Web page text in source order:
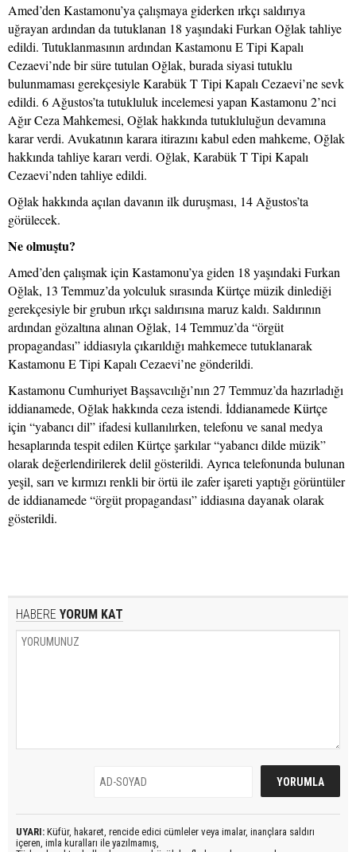
Amed’den Kastamonu’ya çalışmaya giderken ırkçı saldırıya
uğrayan ardından da tutuklanan 18 yaşındaki Furkan Oğlak tahliye
edildi. Tutuklanmasının ardından Kastamonu E Tipi Kapalı
Cezaevi’nde bir süre tutulan Oğlak, burada siyasi tutuklu
bulunmaması gerekçesiyle Karabük T Tipi Kapalı Cezaevi’ne sevk
edildi. 6 Ağustos’ta tutukluluk incelemesi yapan Kastamonu 2’nci
Ağır Ceza Mahkemesi, Oğlak hakkında tutukluluğun devamına
karar verdi. Avukatının karara itirazını kabul eden mahkeme, Oğlak
hakkında tahliye kararı verdi. Oğlak, Karabük T Tipi Kapalı
Cezaevi’nden tahliye edildi.
Oğlak hakkında açılan davanın ilk duruşması, 14 Ağustos’ta
görülecek.
Ne olmuştu?
Amed’den çalışmak için Kastamonu’ya giden 18 yaşındaki Furkan
Oğlak, 13 Temmuz’da yolculuk sırasında Kürtçe müzik dinlediği
gerekçesiyle bir grubun ırkçı saldırısına maruz kaldı. Saldırının
ardından gözaltına alınan Oğlak, 14 Temmuz’da “örgüt
propagandası” iddiasıyla çıkarıldığı mahkemece tutuklanarak
Kastamonu E Tipi Kapalı Cezaevi’ne gönderildi.
Kastamonu Cumhuriyet Başsavcılığı’nın 27 Temmuz’da hazırladığı
iddianamede, Oğlak hakkında ceza istendi. İddianamede Kürtçe
için “yabancı dil” ifadesi kullanılırken, telefonu ve sanal medya
hesaplarında tespit edilen Kürtçe şarkılar “yabancı dilde müzik”
olarak değerlendirilerek delil gösterildi. Ayrıca telefonunda bulunan
yeşil, sarı ve kırmızı renkli bir örtü ile zafer işareti yaptığı görüntüler
de iddianamede “örgüt propagandası” iddiasına dayanak olarak
gösterildi.
HABERE YORUM KAT
UYARI: Küfür, hakaret, rencide edici cümleler veya imalar, inançlara saldırı
içeren, imla kuralları ile yazılmamış,